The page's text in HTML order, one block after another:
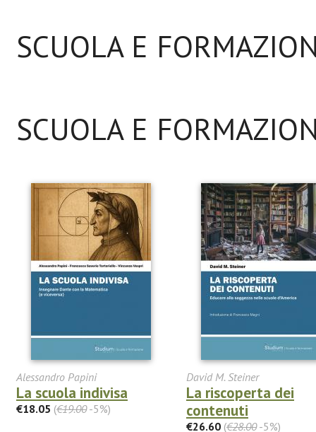
SCUOLA E
SCUOLA E
Alessandro Papini
La scuola indivisa
€18.05 (€19.00-5%)
David M. Steiner
La riscoperta dei
contenuti
€26.60 (€28.00-5%)